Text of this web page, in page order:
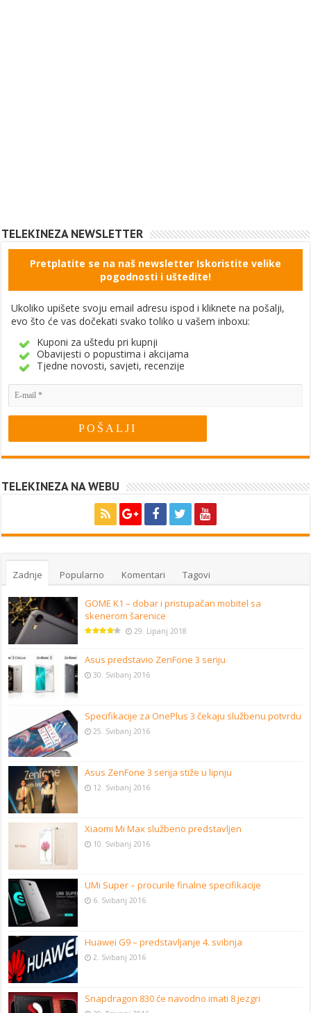
TELEKINEZA NEWSLETTER
Pretplatite se na naš newsletter Iskoristite velike
pogodnosti i uštedite!
Ukoliko upišete svoju email adresu ispod i kliknete na pošalji,
evo što će vas dočekati svako toliko u vašem inboxu:
Kuponi za uštedu pri kupnji
Obavijesti o popustima i akcijama
Tjedne novosti, savjeti, recenzije
TELEKINEZA NA WEBU
Zadnje Popularno Komentari Tagovi
GOME K1 – dobar i pristupačan mobitel sa
skenerom šarenice
29. Lipanj 2018
Asus predstavio ZenFone 3 seriju
30. Svibanj 2016
Specifikacije za OnePlus 3 čekaju službenu potvrdu
25. Svibanj 2016
Asus ZenFone 3 serija stiže u lipnju
12. Svibanj 2016
Xiaomi Mi Max službeno predstavljen
10. Svibanj 2016
UMi Super – procurile finalne specifikacije
6. Svibanj 2016
Huawei G9 – predstavljanje 4. svibnja
2. Svibanj 2016
Snapdragon 830 će navodno imati 8 jezgri